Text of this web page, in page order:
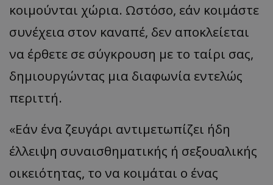
κοιμούνται χώρια. Ωστόσο, εάν κοιμάστε
συνέχεια στον καναπέ, δεν αποκλείεται
να έρθετε σε σύγκρουση με το ταίρι σας,
δημιουργώντας μια διαφωνία εντελώς
περιττή.
«Εάν ένα ζευγάρι αντιμετωπίζει ήδη
έλλειψη συναισθηματικής ή σεξουαλικής
οικειότητας, το να κοιμάται ο ένας